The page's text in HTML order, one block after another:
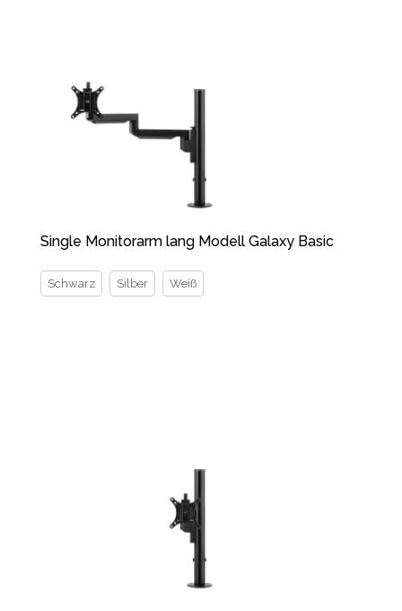
Single Monitorarm lang Modell Galaxy Basic
Schwarz Silber Weiß